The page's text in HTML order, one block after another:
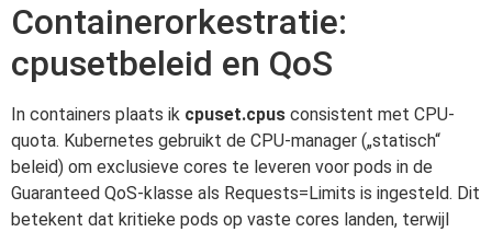
Containerorkestratie:
cpusetbeleid en QoS
In containers plaats ik cpuset.cpus consistent met CPU-
quota. Kubernetes gebruikt de CPU-manager („statisch“
beleid) om exclusieve cores te leveren voor pods in de
Guaranteed QoS-klasse als Requests=Limits is ingesteld. Dit
betekent dat kritieke pods op vaste cores landen, terwijl